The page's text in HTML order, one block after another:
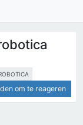
om te reageren